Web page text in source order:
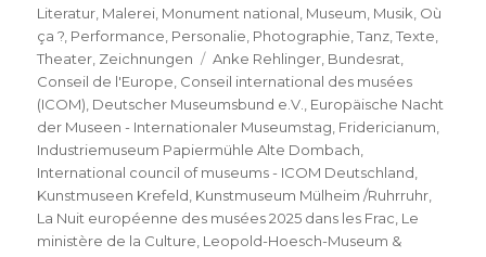
Literatur Malerei Monument national Museum Musik Où
ça ? Performance Personalie Photographie ,Tanz ,Texte
Theater Zeichnungen Schlagwörter
Anke Rehlinger Bundesrat
Conseil de l'Europe Conseil international des musées
(ICOM) Deutscher Museumsbund e.V.
Europäische Nacht
der Museen - Internationaler Museumstag Fridericianum
Industriemuseum Papiermühle Alte Dombach
International council of museums - ICOM Deutschland
Kunstmuseen Krefeld Kunstmuseum Mülheim /Ruhrruhr
La Nuit européenne des musées 2025 dans les Frac Le
ministère de la Culture Leopold-Hoesch-Museum &